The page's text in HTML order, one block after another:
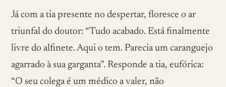
Já com a tia presente no despertar, floresce o ar
triunfal do doutor: “Tudo acabado. Está finalmente
livre do alfinete. Aqui o tem. Parecia um caranguejo
agarrado à sua garganta”. Responde a tia, eufórica:
“O seu colega é um médico a valer, não